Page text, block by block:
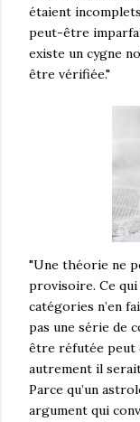
étaient
peut-être
existe un cygne
être vérifiée."
"Une théorie ne
provisoire. Ce qui
catégories n’en
pas une série de
être réfutée peut
autrement il
Parce qu’un
argument qui